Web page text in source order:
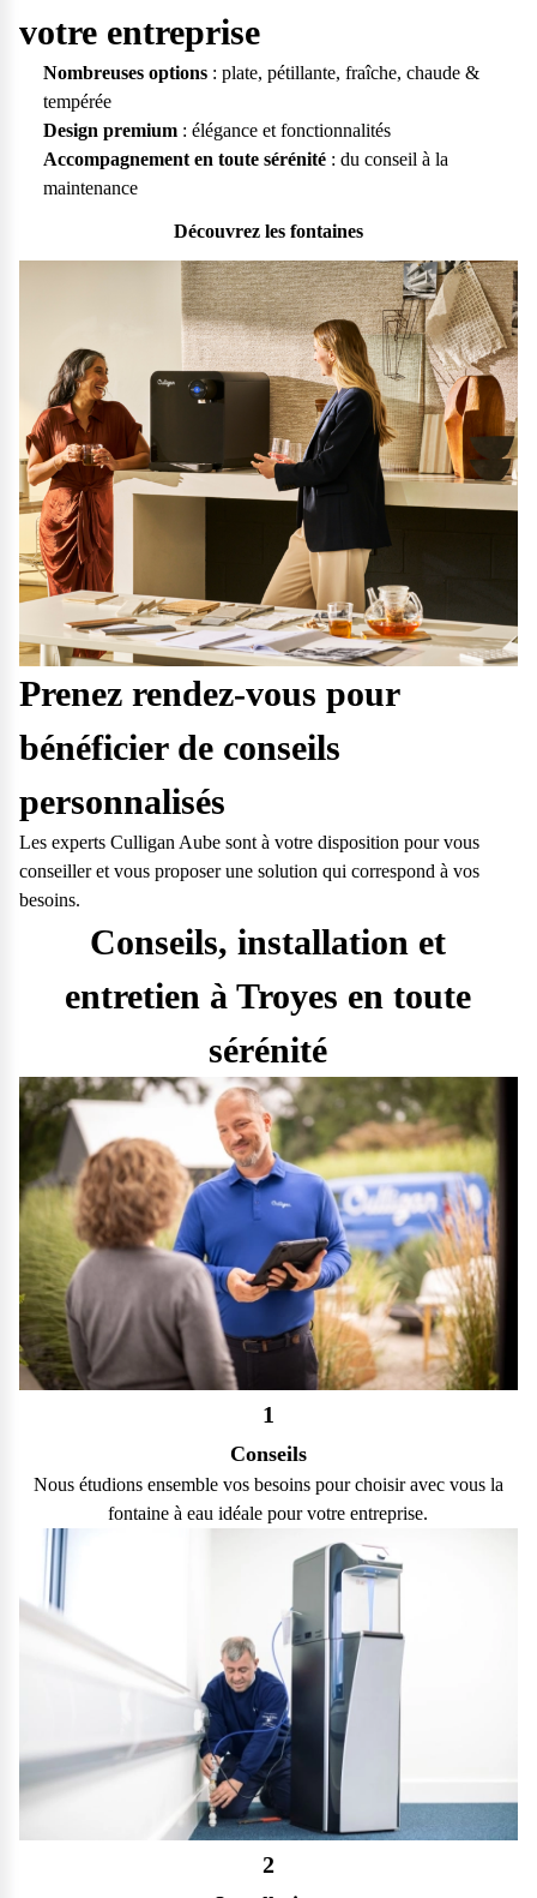
votre entreprise
Nombreuses options : plate, pétillante, fraîche, chaude &
tempérée
Design premium : élégance et fonctionnalités
Accompagnement en toute sérénité : du conseil à la
maintenance
Découvrez les fontaines
Prenez rendez-vous pour
bénéficier de conseils
personnalisés
Les experts Culligan Aube sont à votre disposition pour vous
conseiller et vous proposer une solution qui correspond à vos
besoins.
Conseils, installation et
entretien à Troyes en toute
sérénité
1
Conseils
Nous étudions ensemble vos besoins pour choisir avec vous la
fontaine à eau idéale pour votre entreprise.
2